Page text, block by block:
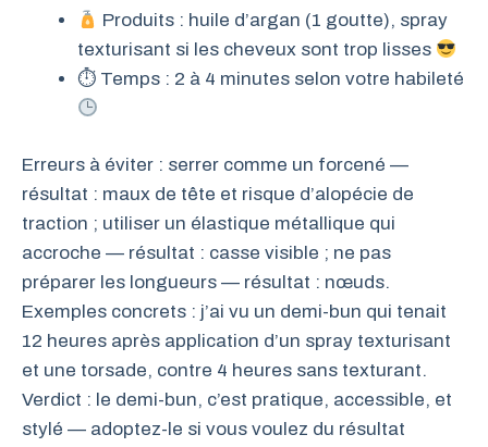
Produits : huile d’argan (1 goutte), spray
texturisant si les cheveux sont trop lisses
⏱ Temps : 2 à 4 minutes selon votre habileté
Erreurs à éviter : serrer comme un forcené —
résultat : maux de tête et risque d’alopécie de
traction ; utiliser un élastique métallique qui
accroche — résultat : casse visible ; ne pas
préparer les longueurs — résultat : nœuds.
Exemples concrets : j’ai vu un demi-bun qui tenait
12 heures après application d’un spray texturisant
et une torsade, contre 4 heures sans texturant.
Verdict : le demi-bun, c’est pratique, accessible, et
stylé — adoptez-le si vous voulez du résultat